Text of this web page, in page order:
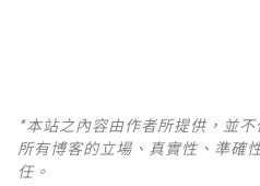
*本站之內容由作者所提供，並
所有博客的立場、真實性、準確
任。